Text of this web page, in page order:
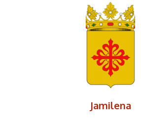
Jamilena